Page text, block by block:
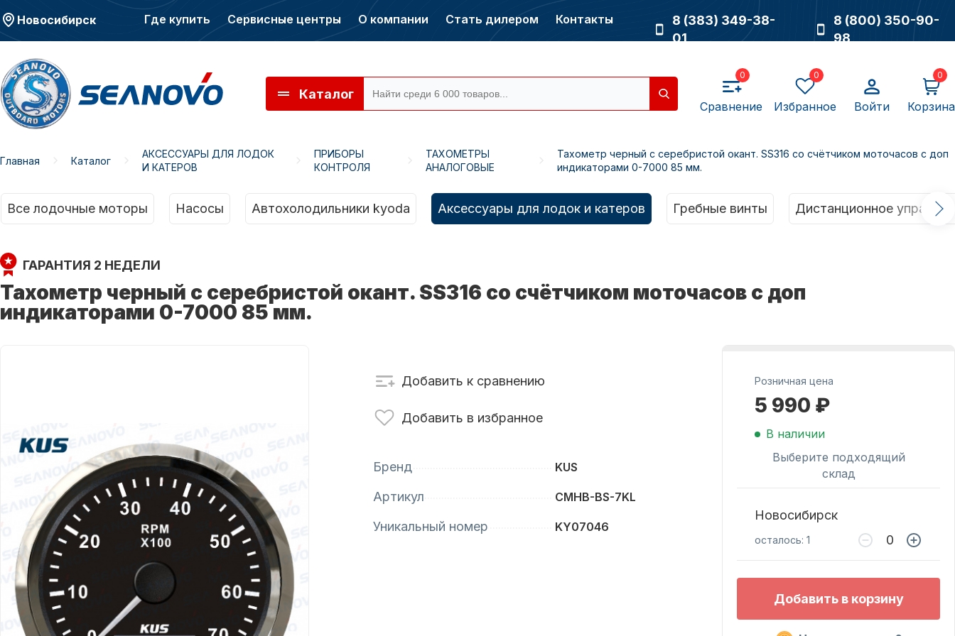
Новосибирск Где купить Сервисные центры О компании Стать дилером Контакты
8 (383) 349-38-
01
8 (800) 350-90-
98
Каталог
0
Сравнение
0
Избранное Войти
0
Корзина
моторов
Автохолодильник
KYODA
Дистанционное
управление
Подобрать запчасти
Главная Каталог
АКСЕССУАРЫ ДЛЯ ЛОДОК
И КАТЕРОВ
ПРИБОРЫ
КОНТРОЛЯ
ТАХОМЕТРЫ
АНАЛОГОВЫЕ
Тахометр черный с серебристой окант. SS316 со счётчиком моточасов с доп
индикаторами 0-7000 85 мм.
Все лодочные моторы Насосы Автохолодильники kyoda Аксессуары для лодок и катеров Гребные винты Дистанционное
ГАРАНТИЯ 2 НЕДЕЛИ
Тахометр черный с серебристой окант. SS316 со счётчиком моточасов с доп
индикаторами 0-7000 85 мм.
Добавить к сравнению
Добавить в избранное
Бренд KUS
Артикул CMHB-BS-7KL
Уникальный номер KY07046
Розничная цена
5 990 ₽
В наличии
Выберите подходящий
склад
Новосибирск
осталось: 1
Добавить в корзину